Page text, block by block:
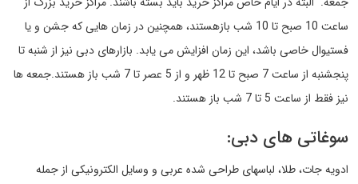
ساعت 10 صبح تا 10 شب بازهستند، همچنین در زمان هایی که جشن و یا
فستیوال خاصی باشد، این زمان افزایش می یابد. بازارهای دبی نیز از شنبه تا
پنجشنبه از ساعت 7 صبح تا 12 ظهر و از 5 عصر تا 7 شب باز هستند.جمعه ها
نیز فقط از ساعت 5 تا 7 شب باز هستند.
سوغاتی های دبی:
ادویه جات، طلا، لباسهای طراحی شده عربی و وسایل الکترونیکی از جمله